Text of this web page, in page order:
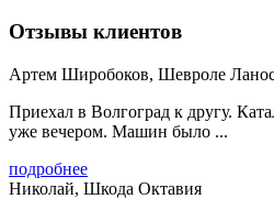
Отзывы клиентов
Артем Широбоков, Шевроле
Приехал в Волгоград к другу.
уже вечером. Машин было ...
подробнее
Николай, Шкода Октавия